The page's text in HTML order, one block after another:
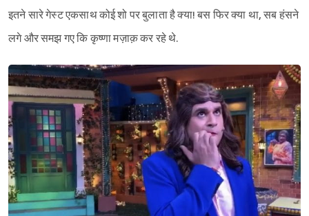
Sign in
इतने सारे गेस्ट एकसाथ कोई शो पर बुलाता है क्या! बस फिर क्या था, सब हंसने
लगे और समझ गए कि कृष्णा मज़ाक़ कर रहे थे.